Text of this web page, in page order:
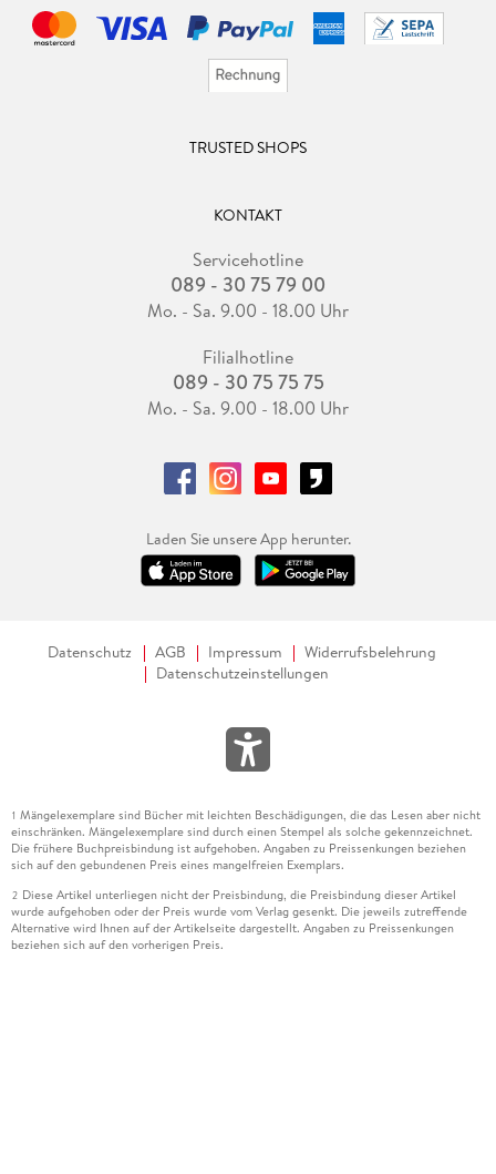
TRUSTED SHOPS
KONTAKT
Servicehotline
089 - 30 75 79 00
Mo. - Sa. 9.00 - 18.00 Uhr
Filialhotline
089 - 30 75 75 75
Mo. - Sa. 9.00 - 18.00 Uhr
Laden Sie unsere App herunter.
Datenschutz AGB Impressum
Widerrufsbelehrung
Datenschutzeinstellungen
1 Mängelexemplare sind Bücher mit leichten Beschädigungen, die das Lesen aber nicht
einschränken. Mängelexemplare sind durch einen Stempel als solche gekennzeichnet.
Die frühere Buchpreisbindung ist aufgehoben. Angaben zu Preissenkungen beziehen
sich auf den gebundenen Preis eines mangelfreien Exemplars.
2 Diese Artikel unterliegen nicht der Preisbindung, die Preisbindung dieser Artikel
wurde aufgehoben oder der Preis wurde vom Verlag gesenkt. Die jeweils zutreffende
Alternative wird Ihnen auf der Artikelseite dargestellt. Angaben zu Preissenkungen
beziehen sich auf den vorherigen Preis.